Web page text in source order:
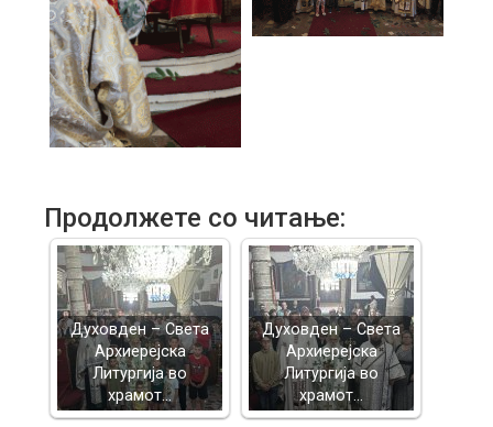
Продолжете со читање:
Духовден – Света
Архиерејска
Литургија во
храмот…
Духовден – Света
Архиерејска
Литургија во
храмот…